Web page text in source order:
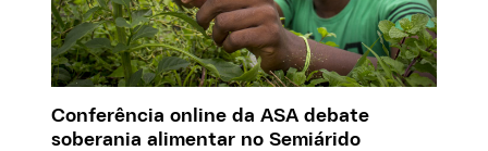
Conferência online da ASA debate
soberania alimentar no Semiárido